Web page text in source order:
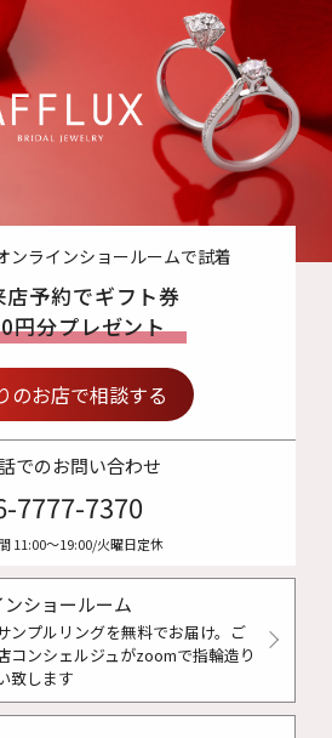
ンラインショールームで試着
店予約でギフト券
円分プレゼント
のお店で相談する
でのお問い合わせ
7777-7370
11:00〜19:00/火曜日定休
ショールーム
ンプルリングを無料でお届け。 ご
コンシェルジュがzoomで指輪造り
致します